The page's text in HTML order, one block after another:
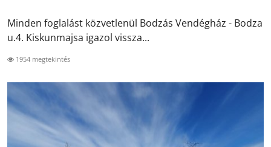
Minden foglalást közvetlenül Bodzás Vendégház - Bodza
u.4. Kiskunmajsa igazol vissza...
1954 megtekintés